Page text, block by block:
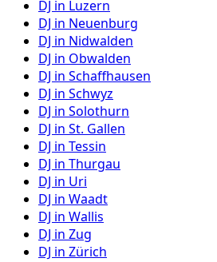
DJ in Luzern
DJ in Neuenburg
DJ in Nidwalden
DJ in Obwalden
DJ in Schaffhausen
DJ in Schwyz
DJ in Solothurn
DJ in St. Gallen
DJ in Tessin
DJ in Thurgau
DJ in Uri
DJ in Waadt
DJ in Wallis
DJ in Zug
DJ in Zürich